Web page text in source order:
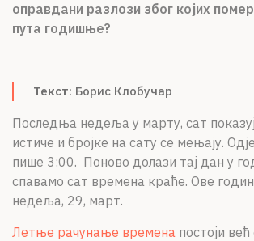
О НАМА
оправдани разлози због којих
пута годишње?
Текст: Борис Клобучар
Последња недеља у марту, сат
истиче и бројке на сату се мењају.
пише 3:00. Поново долази тај дан у
спавамо сат времена краће. Ове
недеља, 29, март.
Летње рачунање времена постоји